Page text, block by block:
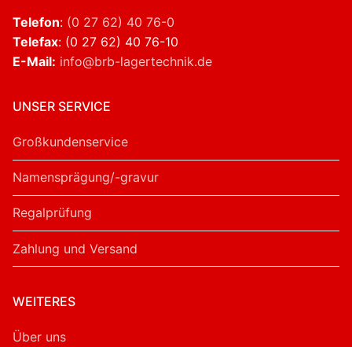
Telefon: (0 27 62) 40 76-0
Telefax: (0 27 62) 40 76-10
E-Mail: info@brb-lagertechnik.de
UNSER SERVICE
Großkundenservice
Namensprägung/-gravur
Regalprüfung
Zahlung und Versand
WEITERES
Über uns